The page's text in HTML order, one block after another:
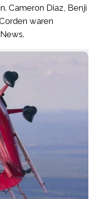
Cameron Diaz, Benji
waren